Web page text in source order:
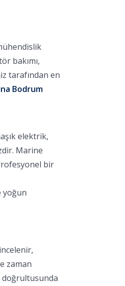
bakımı,
tarafından en
Bodrum
elektrik,
Marine
bir
yoğun
zaman